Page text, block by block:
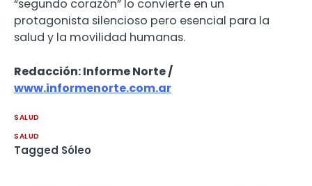
“segundo corazón” lo convierte en un
protagonista silencioso pero esencial para la
salud y la movilidad humanas.
Redacción: Informe Norte /
www.informenorte.com.ar
SALUD
SALUD
Tagged Sóleo